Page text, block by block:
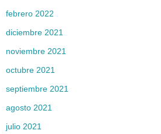
febrero 2022
diciembre 2021
noviembre 2021
octubre 2021
septiembre 2021
agosto 2021
julio 2021